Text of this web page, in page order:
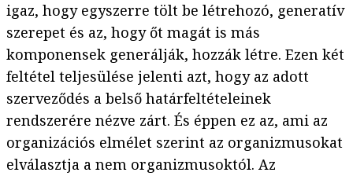
igaz, hogy egyszerre tölt be létrehozó, generatív
szerepet és az, hogy őt magát is más
komponensek generálják, hozzák létre. Ezen két
feltétel teljesülése jelenti azt, hogy az adott
szerveződés a belső határfeltételeinek
rendszerére nézve zárt. És éppen ez az, ami az
organizációs elmélet szerint az organizmusokat
elválasztja a nem organizmusoktól. Az